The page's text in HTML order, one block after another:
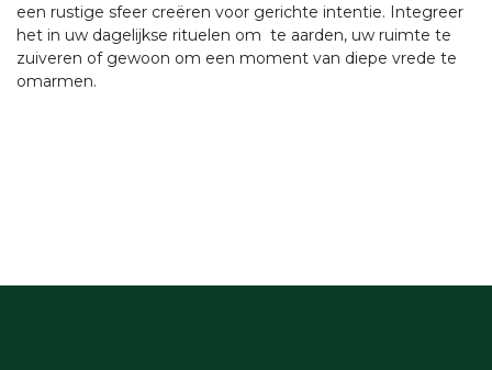
een rustige sfeer creëren voor gerichte intentie. Integreer
het in uw dagelijkse rituelen om te aarden, uw ruimte te
zuiveren of gewoon om een moment van diepe vrede te
omarmen.